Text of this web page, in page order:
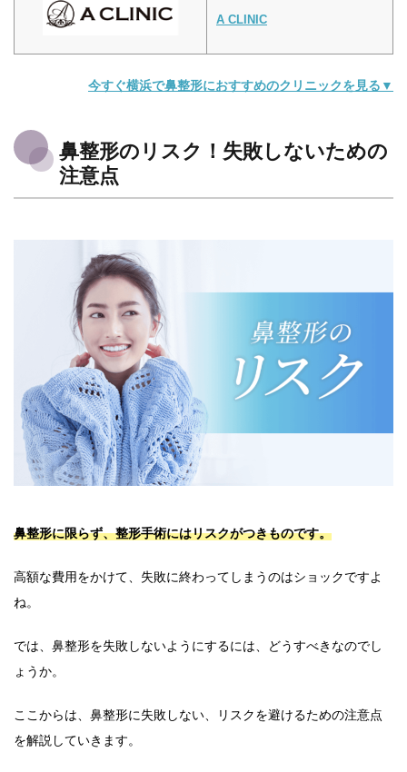
A CLINIC
今すぐ横浜で鼻整形におすすめのクリニックを見る▼
鼻整形のリスク！失敗しないための
注意点
鼻整形に限らず、整形手術にはリスクがつきものです。
高額な費用をかけて、失敗に終わってしまうのはショックですよ
ね。
では、鼻整形を失敗しないようにするには、どうすべきなのでし
ょうか。
ここからは、鼻整形に失敗しない、リスクを避けるための注意点
を解説していきます。